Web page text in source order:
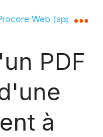
la hiérarchie
Web
PDF
à